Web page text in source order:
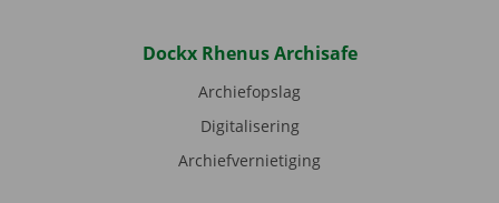
Dockx Rhenus Archisafe
Archiefopslag
Digitalisering
Archiefvernietiging